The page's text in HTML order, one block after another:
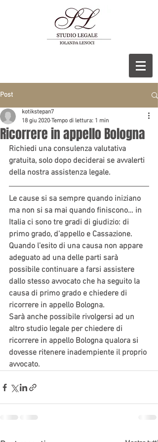
Post
Ricorrere in appello Bologna
kotikstepan7
18 giu 2020 Tempo di lettura: 1 min
Richiedi una consulenza valutativa
gratuita, solo dopo deciderai se avvalerti
della nostra assistenza legale.
Le cause si sa sempre quando iniziano
ma non si sa mai quando finiscono… in
Italia ci sono tre gradi di giudizio: di
primo grado, d’appello e Cassazione.
Quando l’esito di una causa non appare
adeguato ad una delle parti sarà
possibile continuare a farsi assistere
dallo stesso avvocato che ha seguito la
causa di primo grado e chiedere di
ricorrere in appello Bologna.
Sarà anche possibile rivolgersi ad un
altro studio legale per chiedere di
ricorrere in appello Bologna qualora si
dovesse ritenere inadempiente il proprio
avvocato.